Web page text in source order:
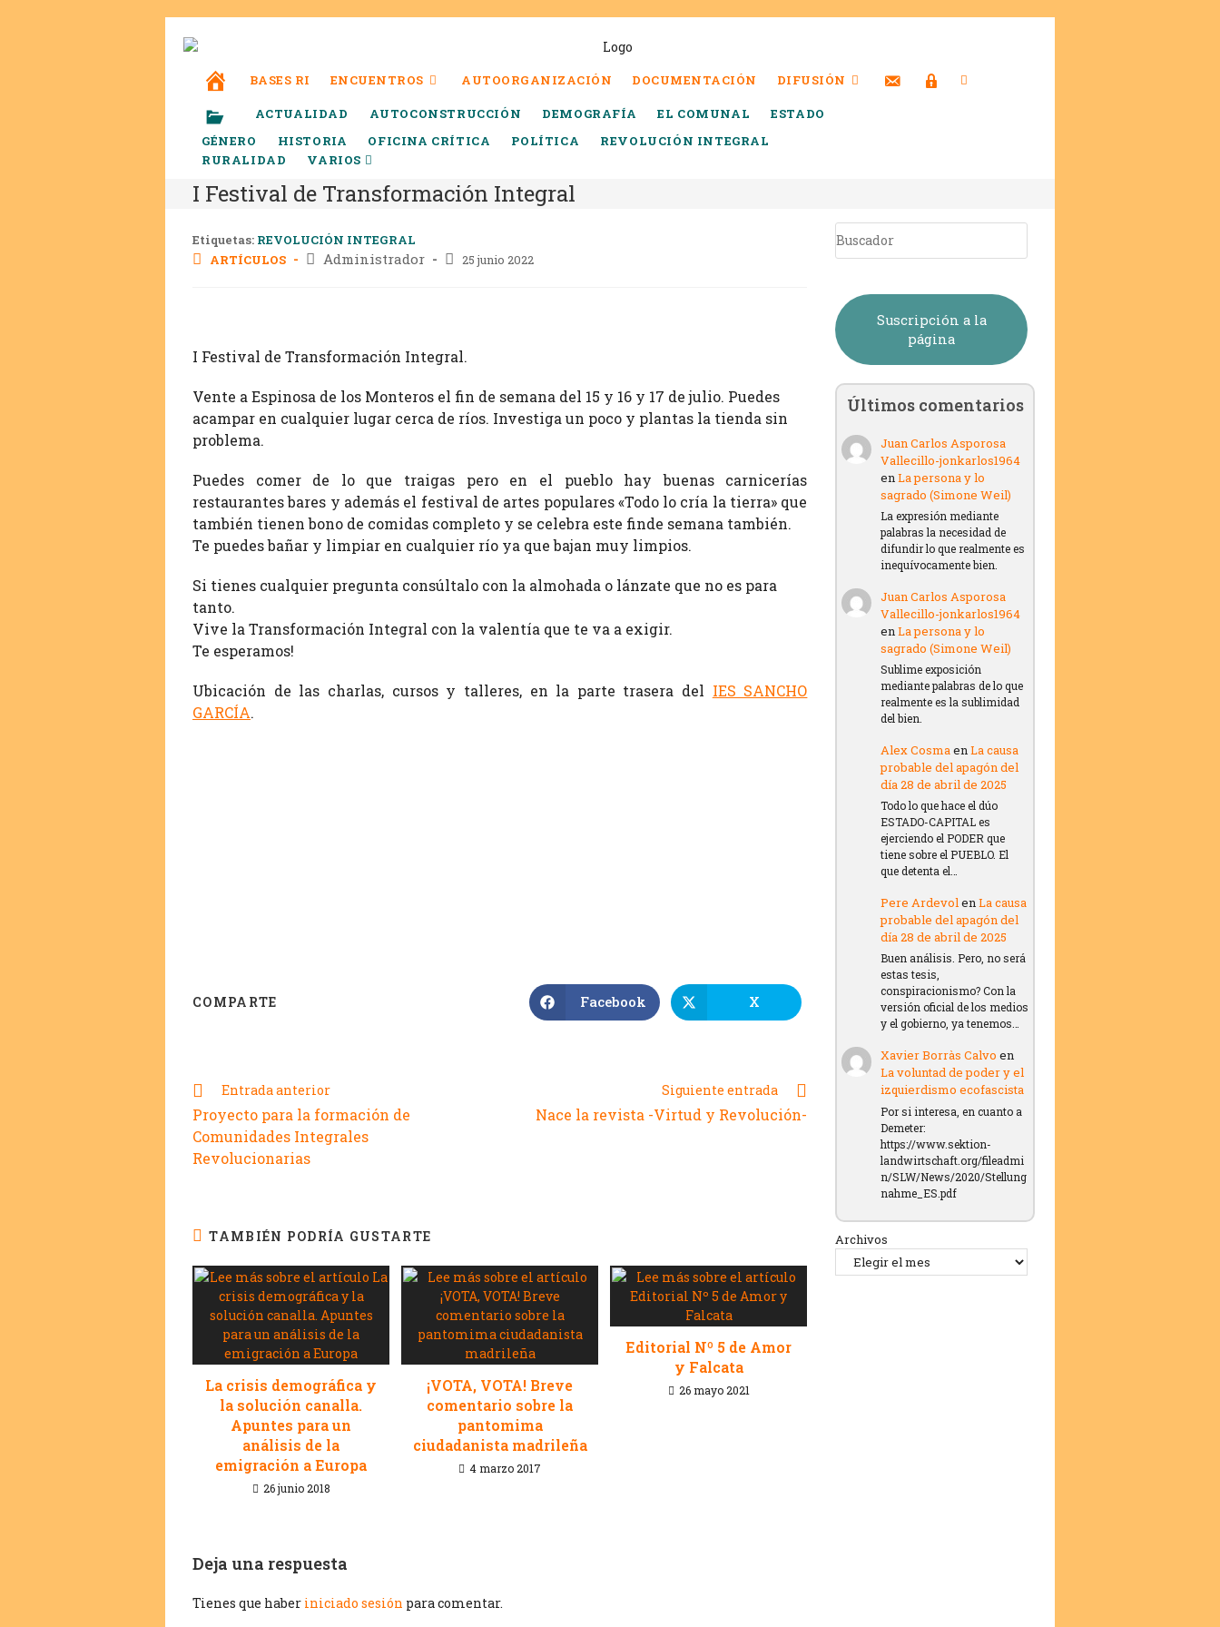
BASES RI ENCUENTROS AUTOORGANIZACIÓN DOCUMENTACIÓN DIFUSIÓN
ACTUALIDAD AUTOCONSTRUCCIÓN DEMOGRAFÍA EL COMUNAL
ESTADO
GÉNERO
HISTORIA OFICINA CRÍTICA POLÍTICA
REVOLUCIÓN INTEGRAL
RURALIDAD
VARIOS
I Festival de Transformación Integral
Etiquetas: REVOLUCIÓN INTEGRAL
ARTÍCULOS
Administrador 25 junio 2022
I Festival de Transformación Integral.
Vente a Espinosa de los Monteros el fin de semana del 15 y 16 y 17 de julio. Puedes
acampar en cualquier lugar cerca de ríos. Investiga un poco y plantas la tienda sin
problema.
Puedes comer de lo que traigas pero en el pueblo hay buenas carnicerías
restaurantes bares y además el festival de artes populares «Todo lo cría la tierra» que
también tienen bono de comidas completo y se celebra este finde semana también.
Te puedes bañar y limpiar en cualquier río ya que bajan muy limpios.
Si tienes cualquier pregunta consúltalo con la almohada o lánzate que no es para
tanto.
Vive la Transformación Integral con la valentía que te va a exigir.
Te esperamos!
Ubicación de las charlas, cursos y talleres, en la parte trasera del IES SANCHO
GARCÍA.
COMPARTE Facebook X
Entrada anterior
Proyecto para la formación de
Comunidades Integrales
Revolucionarias
Siguiente entrada
Nace la revista -Virtud y Revolución-
TAMBIÉN PODRÍA GUSTARTE
La crisis demográfica y
la solución canalla.
Apuntes para un
análisis de la
emigración a Europa
26 junio 2018
¡VOTA, VOTA! Breve
comentario sobre la
pantomima
ciudadanista madrileña
4 marzo 2017
Editorial Nº 5 de Amor
y Falcata
26 mayo 2021
Deja una respuesta
Tienes que haber iniciado sesión para comentar.
Suscripción a la
página
Últimos comentarios
Juan Carlos Asporosa
Vallecillo-jonkarlos1964
enLa persona y lo
sagrado (Simone Weil)
La expresión mediante
palabras la necesidad de
difundir lo que realmente es
inequívocamente bien.
Juan Carlos Asporosa
Vallecillo-jonkarlos1964
enLa persona y lo
sagrado (Simone Weil)
Sublime exposición
mediante palabras de lo que
realmente es la sublimidad
del bien.
Alex CosmaenLa causa
probable del apagón del
día 28 de abril de 2025
Todo lo que hace el dúo
ESTADO-CAPITAL es
ejerciendo el PODER que
tiene sobre el PUEBLO. El
que detenta el…
Pere ArdevolenLa causa
probable del apagón del
día 28 de abril de 2025
Buen análisis. Pero, no será
estas tesis,
conspiracionismo? Con la
versión oficial de los medios
y el gobierno, ya tenemos…
Xavier Borràs Calvo en
La voluntad de poder y el
izquierdismo ecofascista
Por si interesa, en cuanto a
Demeter:
https://www.sektion-
landwirtschaft.org/fileadmi
n/SLW/News/2020/Stellung
nahme_ES.pdf
Archivos